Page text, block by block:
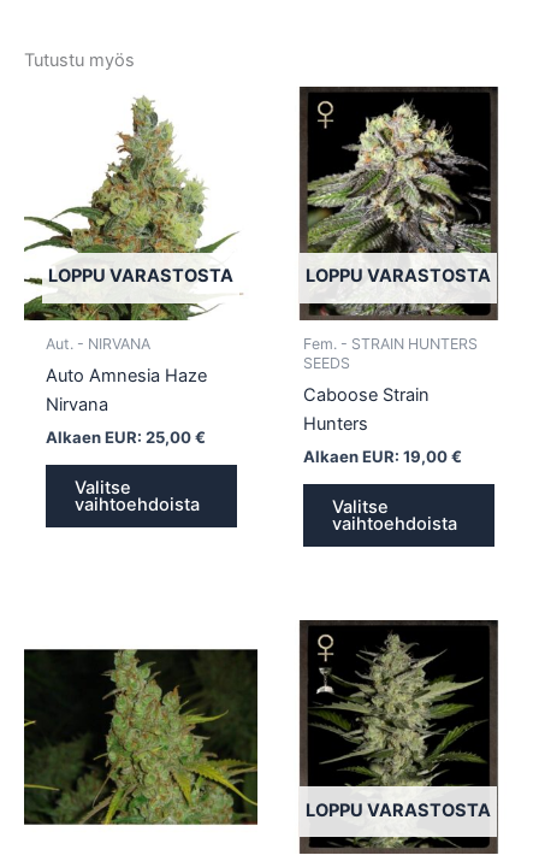
Tutustu myös
LOPPU VARASTOSTA
Aut. - NIRVANA
Auto Amnesia Haze
Nirvana
Alkaen EUR: 25,00€
Valitse
vaihtoehdoista
muunnelma.
valinnat
LOPPU VARASTOSTA
Fem. - STRAIN HUNTERS
SEEDS
Caboose Strain
Hunters
Alkaen EUR: 19,00€
Valitse
vaihtoehdoista
Tällä
tuotteella
Voit
tehdä
LOPPU VARASTOSTA